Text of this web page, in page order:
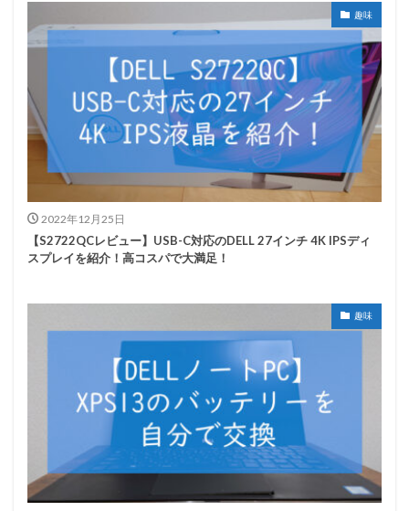
趣味
2022年12月25日
【S2722QCレビュー】USB-C対応のDELL 27インチ 4K IPSディ
スプレイを紹介！高コスパで大満足！
趣味